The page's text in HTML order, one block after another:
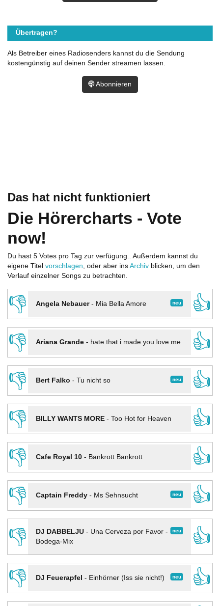
Das hat nicht funktioniert
Die Hörercharts - Vote
now!
Du hast 5 Votes pro Tag zur verfügung.. Außerdem kannst du
eigene Titel vorschlagen, oder aber ins Archiv blicken, um den
Verlauf einzelner Songs zu betrachten.
👎 neu
Angela Nebauer- Mia Bella Amore
👍
👎
Ariana Grande- hate that i made you love me
👍
👎
neu
Bert Falko - Tu nicht so
👍
👎
BILLY WANTS MORE- Too Hot for Heaven
👍
👎
Cafe Royal 10- Bankrott Bankrott
👍
👎
neu
Captain Freddy- Ms Sehnsucht
👍
👎
neu
DJ DABBELJU- Una Cerveza por Favor -
Bodega-Mix
👍
👎
neu
DJ Feuerapfel - Einhörner (Iss sie nicht!)
👍
Übertragen?
Als Betreiber eines Radiosenders kannst du die Sendung
kostengünstig auf deinen Sender streamen lassen.
Abonnieren